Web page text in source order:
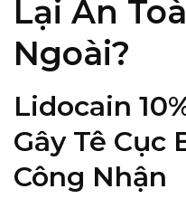
Lại An
Ngoài?
Lidocain
Gây Tê Cục
Công Nhận